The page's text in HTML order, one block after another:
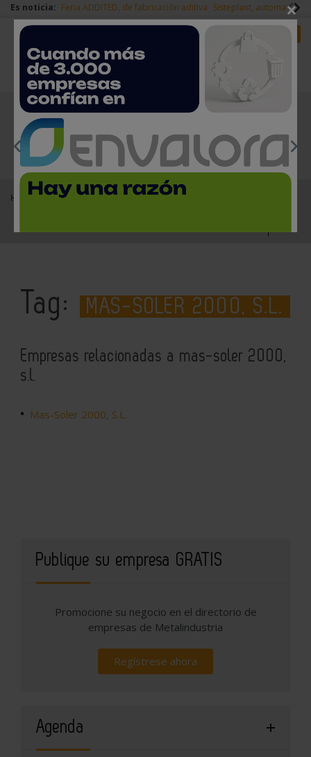
Es noticia: Feria ADDITED, de fabricación aditiva Sisteplant,
Redes Sociales Login empresas
EMPRESAS PREMIUM
Home MAS-SOLER 2000, S.L.
Tag: MAS-SOLER 2000, S.L.
Empresas relacionadas a mas-soler 2000,
s.l.
Mas-Soler 2000, S.L.
Publique su empresa GRATIS
Promocione su negocio en el directorio de
empresas de Metalindustria
Regístrese ahora
Agenda
×